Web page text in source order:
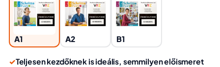
A1 A2 B1
✓Teljesen kezdőknek is ideális, semmilyen előismeret